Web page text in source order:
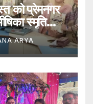
को प्रेमनगर
स्मृति
होंगे मुख्य
ARYA